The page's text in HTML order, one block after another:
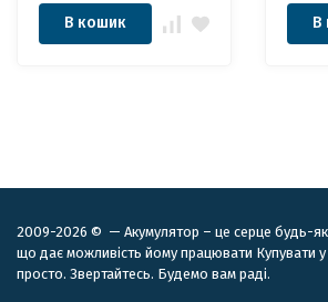
В кошик В
2009-2026 © — Акумулятор – це серце будь-
що дає можливість йому працювати Купувати у
просто. Звертайтесь. Будемо вам раді.